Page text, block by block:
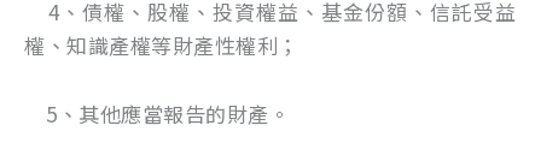
4、債權、股權、投資權益、基金份額、信託受益
權、知識產權等財產性權利；
5、其他應當報告的財產。